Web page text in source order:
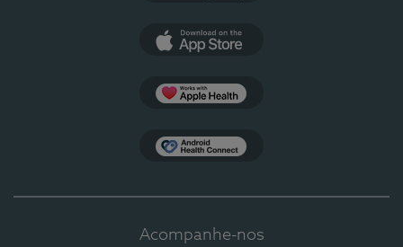
Acompanhe-nos